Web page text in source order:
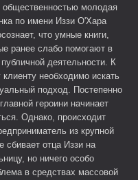
общественностью молодая
по имени Иззи О'Хара
что умные книги,
ранее слабо помогают в
деятельности. К
необходимо искать
подход. Постепенно
героини начинает
Однако, происходит
из крупной
сбивает отца Иззи на
но ничего особо
в средствах массовой